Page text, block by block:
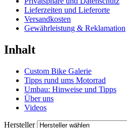
Lieferzeiten und Lieferorte
Versandkosten
Gewährleistung & Reklamation
Inhalt
Custom Bike Galerie
Tipps rund ums Motorrad
Umbau: Hinweise und Tipps
Über uns
Videos
Hersteller